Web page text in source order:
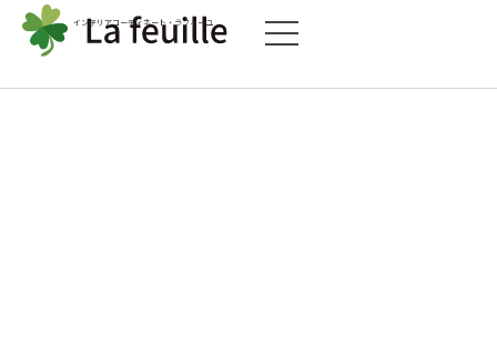
インテリアコーディネート・ラフィーユ